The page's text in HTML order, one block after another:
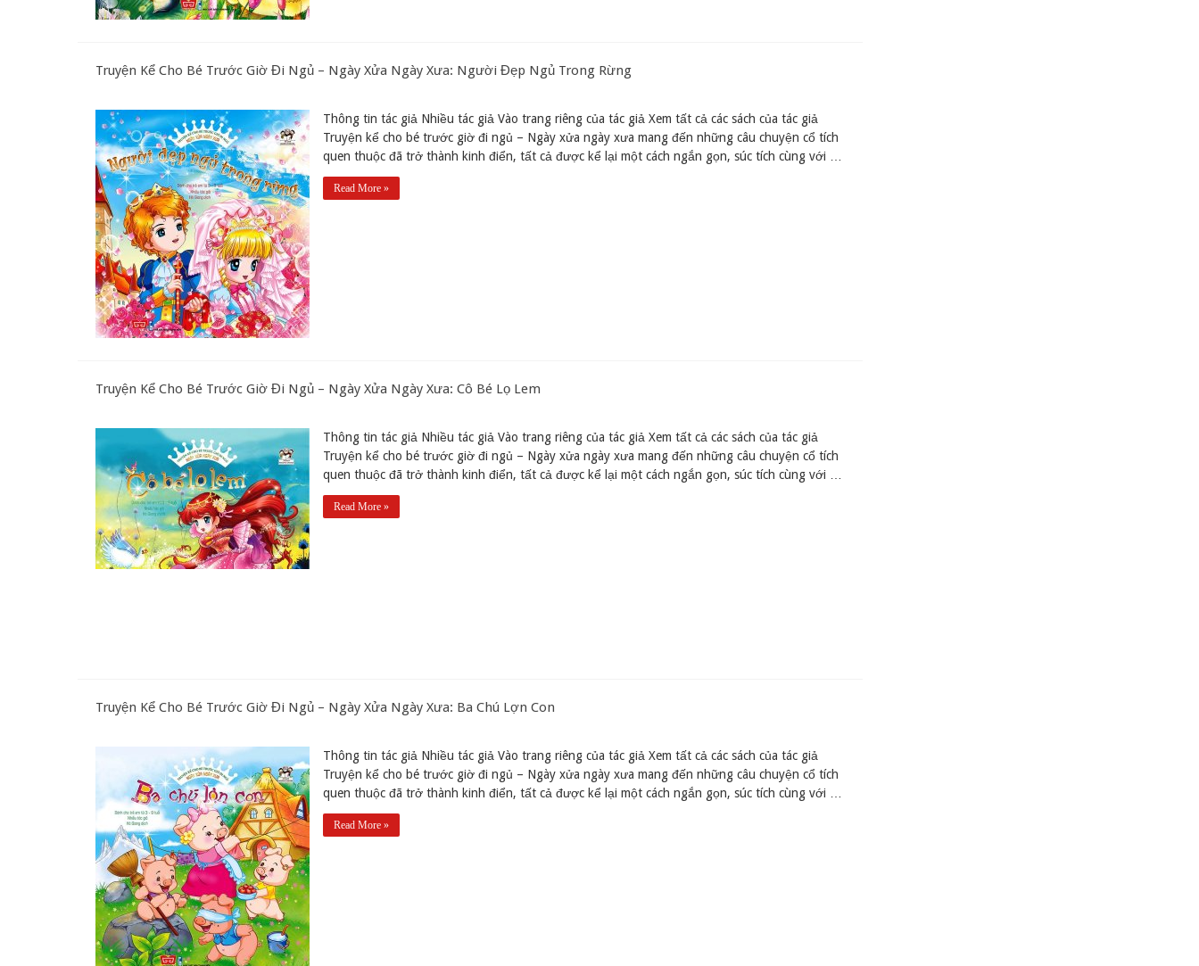
Truyện Kể Cho Bé Trước Giờ Đi Ngủ – Ngày Xửa Ngày Xưa: Người Đẹp Ngủ Trong Rừng
Thông tin tác giả Nhiều tác giả Vào trang riêng của tác giả Xem tất cả các sách của tác giả
Truyện kể cho bé trước giờ đi ngủ – Ngày xửa ngày xưa mang đến những câu chuyện cổ tích
quen thuộc đã trở thành kinh điển, tất cả được kể lại một cách ngắn gọn, súc tích cùng với …
Read More »
Truyện Kể Cho Bé Trước Giờ Đi Ngủ – Ngày Xửa Ngày Xưa: Cô Bé Lọ Lem
Thông tin tác giả Nhiều tác giả Vào trang riêng của tác giả Xem tất cả các sách của tác giả
Truyện kể cho bé trước giờ đi ngủ – Ngày xửa ngày xưa mang đến những câu chuyện cổ tích
quen thuộc đã trở thành kinh điển, tất cả được kể lại một cách ngắn gọn, súc tích cùng với …
Read More »
Truyện Kể Cho Bé Trước Giờ Đi Ngủ – Ngày Xửa Ngày Xưa: Ba Chú Lợn Con
Thông tin tác giả Nhiều tác giả Vào trang riêng của tác giả Xem tất cả các sách của tác giả
Truyện kể cho bé trước giờ đi ngủ – Ngày xửa ngày xưa mang đến những câu chuyện cổ tích
quen thuộc đã trở thành kinh điển, tất cả được kể lại một cách ngắn gọn, súc tích cùng với …
Read More »